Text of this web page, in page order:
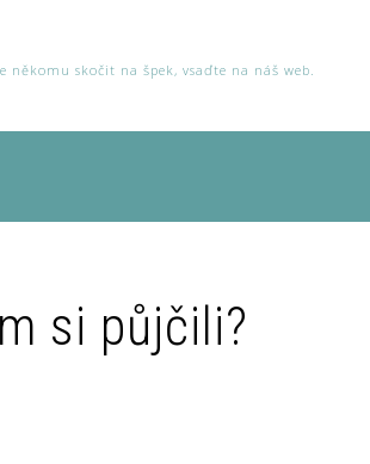
někomu skočit na špek, vsaďte na náš web.
si půjčili?